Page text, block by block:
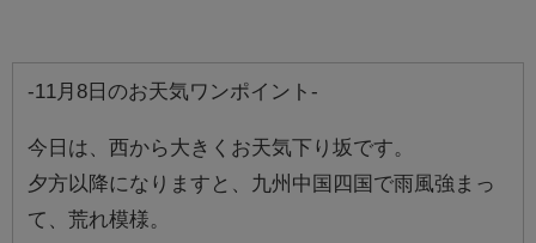
-11月8日のお天気ワンポイント-
今日は、西から大きくお天気下り坂です。
夕方以降になりますと、九州中国四国で雨風強まっ
て、荒れ模様。